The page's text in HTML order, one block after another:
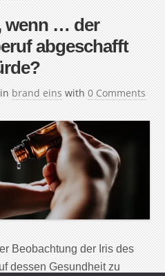
wenn … der
abgeschafft
in brand eins with 0 Comments
Beobachtung der Iris des
dessen Gesundheit zu